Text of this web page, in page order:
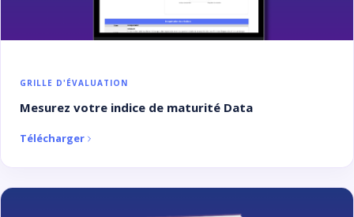
GRILLE D'ÉVALUATION
Mesurez votre indice de maturité Data
Télécharger